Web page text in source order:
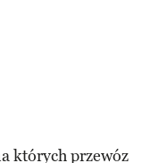
których przewóz